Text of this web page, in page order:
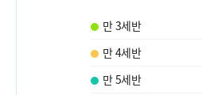
만 3세반
만 4세반
만 5세반